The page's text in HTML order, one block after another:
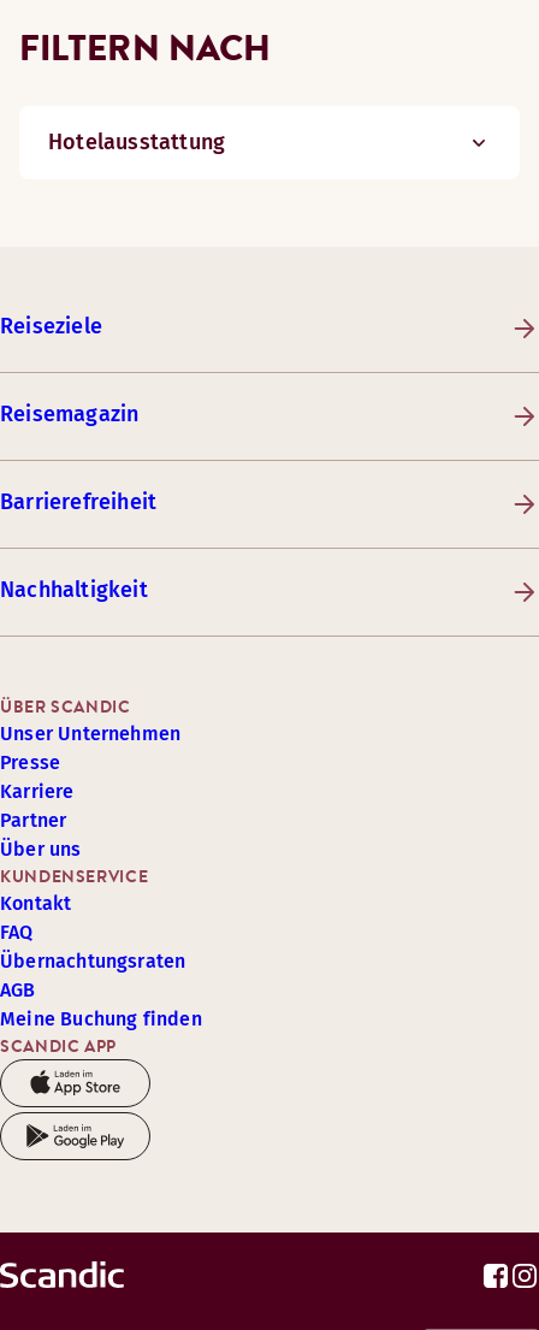
FILTERN NACH
Hotelausstattung
Reiseziele
Reisemagazin
Barrierefreiheit
Nachhaltigkeit
SCANDIC APP
KUNDENSERVICE
Kontakt
FAQ
Übernachtungsraten
AGB
Meine Buchung finden
ÜBER SCANDIC
Unser Unternehmen
Presse
Karriere
Partner
Über uns